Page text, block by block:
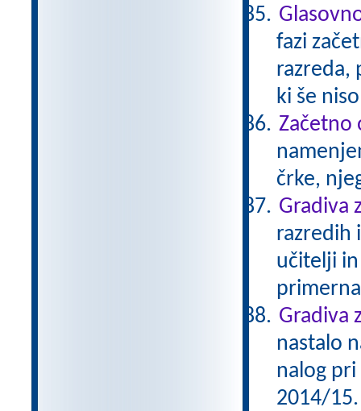
fazi
razreda,
ki še
Začetno
črke,
Gradiva
razredih
učitelji
Gradiva
nastalo
nalog
2014/